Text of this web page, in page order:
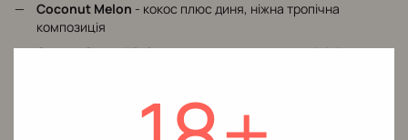
Coconut Melon - кокос плюс диня, ніжна тропічна
композиція
Cactus Guava Kiwi- триплет з кактуса, гуави і ківі,